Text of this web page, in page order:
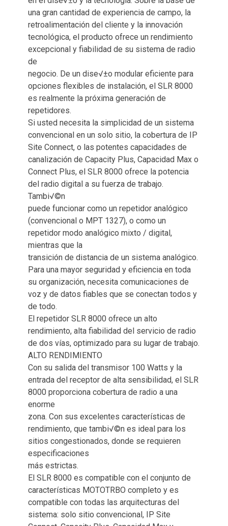
una gran cantidad de experiencia de campo, la
retroalimentación del cliente y la innovación
tecnológica, el producto ofrece un rendimiento
excepcional y fiabilidad de su sistema de radio
de
negocio. De un dise√±o modular eficiente para
opciones flexibles de instalación, el SLR 8000
es realmente la próxima generación de
repetidores.
Si usted necesita la simplicidad de un sistema
convencional en un solo sitio, la cobertura de IP
Site Connect, o las potentes capacidades de
canalización de Capacity Plus, Capacidad Max o
Connect Plus, el SLR 8000 ofrece la potencia
del radio digital a su fuerza de trabajo.
Tambi√©n
puede funcionar como un repetidor analógico
(convencional o MPT 1327), o como un
repetidor modo analógico mixto / digital,
mientras que la
transición de distancia de un sistema analógico.
Para una mayor seguridad y eficiencia en toda
su organización, necesita comunicaciones de
voz y de datos fiables que se conectan todos y
de todo.
El repetidor SLR 8000 ofrece un alto
rendimiento, alta fiabilidad del servicio de radio
de dos vías, optimizado para su lugar de trabajo.
ALTO RENDIMIENTO
Con su salida del transmisor 100 Watts y la
entrada del receptor de alta sensibilidad, el SLR
8000 proporciona cobertura de radio a una
enorme
zona. Con sus excelentes características de
rendimiento, que tambi√©n es ideal para los
sitios congestionados, donde se requieren
especificaciones
más estrictas.
El SLR 8000 es compatible con el conjunto de
características MOTOTRBO completo y es
compatible con todas las arquitecturas del
sistema: solo sitio convencional, IP Site